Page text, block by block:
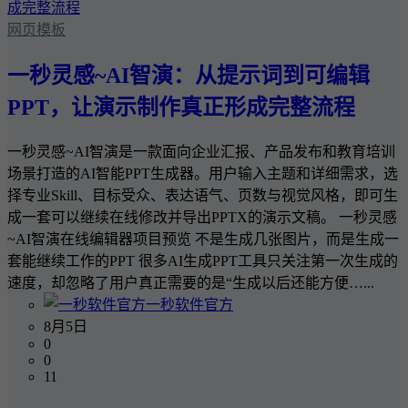
网页模板
一秒灵感~AI智演：从提示词到可编辑
PPT，让演示制作真正形成完整流程
一秒灵感~AI智演是一款面向企业汇报、产品发布和教育培训
场景打造的AI智能PPT生成器。用户输入主题和详细需求，选
择专业Skill、目标受众、表达语气、页数与视觉风格，即可生
成一套可以继续在线修改并导出PPTX的演示文稿。 一秒灵感
~AI智演在线编辑器项目预览 不是生成几张图片，而是生成一
套能继续工作的PPT 很多AI生成PPT工具只关注第一次生成的
速度，却忽略了用户真正需要的是“生成以后还能方便…...
一秒软件官方
8月5日
0
0
11